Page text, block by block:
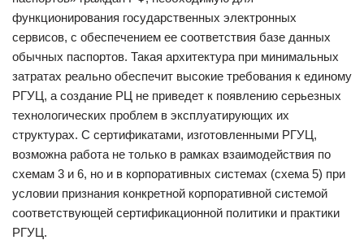
функционирования государственных электронных
сервисов, с обеспечением ее соответствия базе данных
обычных паспортов. Такая архитектура при минимальных
затратах реально обеспечит высокие требования к единому
РГУЦ, а создание РЦ не приведет к появлению серьезных
технологических проблем в эксплуатирующих их
структурах. С сертификатами, изготовленными РГУЦ,
возможна работа не только в рамках взаимодействия по
схемам 3 и 6, но и в корпоративных системах (схема 5) при
условии признания конкретной корпоративной системой
соответствующей сертификационной политики и практики
РГУЦ.